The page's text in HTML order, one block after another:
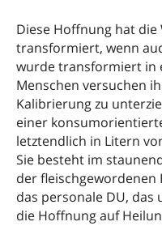
Diese Hoffnung hat
transformiert, wenn
wurde transformiert in
Menschen versuchen
Kalibrierung zu
einer
letztendlich in Litern
Sie besteht im
der
das personale DU, das
die Hoffnung auf